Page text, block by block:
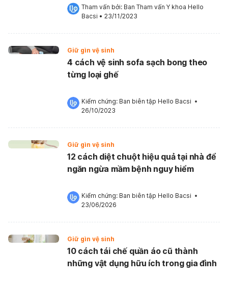
Tham vấn bởi: Ban Tham vấn Y khoa Hello
Bacsi • 23/11/2023
Giữ gìn vệ sinh
4 cách vệ sinh sofa sạch bong theo
từng loại ghế
Kiểm chứng: Ban biên tập Hello Bacsi •
26/10/2023
Giữ gìn vệ sinh
12 cách diệt chuột hiệu quả tại nhà để
ngăn ngừa mầm bệnh nguy hiểm
Kiểm chứng: Ban biên tập Hello Bacsi •
23/06/2026
Giữ gìn vệ sinh
10 cách tái chế quần áo cũ thành
những vật dụng hữu ích trong gia đình